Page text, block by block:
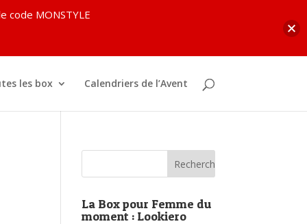
les box Calendriers de l’Avent
La Box pour Femme du
moment : Lookiero
code MONSTYLE